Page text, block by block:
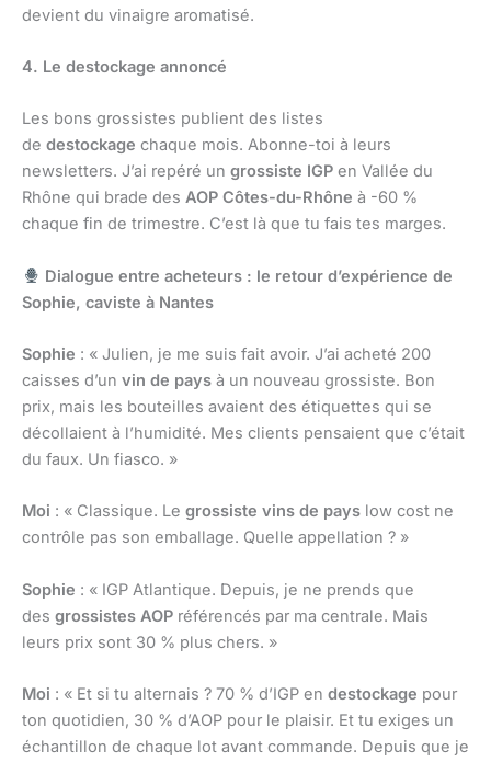
devient du vinaigre aromatisé.
4. Le destockage annoncé
Les bons grossistes publient des listes
de destockage chaque mois. Abonne-toi à leurs
newsletters. J’ai repéré un grossiste IGP en Vallée du
Rhône qui brade des AOP Côtes-du-Rhône à -60 %
chaque fin de trimestre. C’est là que tu fais tes marges.
Dialogue entre acheteurs : le retour d’expérience de
Sophie, caviste à Nantes
Sophie : « Julien, je me suis fait avoir. J’ai acheté 200
caisses d’un vin de pays à un nouveau grossiste. Bon
prix, mais les bouteilles avaient des étiquettes qui se
décollaient à l’humidité. Mes clients pensaient que c’était
du faux. Un fiasco. »
Moi : « Classique. Le grossiste vins de pays low cost ne
contrôle pas son emballage. Quelle appellation ? »
Sophie : « IGP Atlantique. Depuis, je ne prends que
des grossistes AOP référencés par ma centrale. Mais
leurs prix sont 30 % plus chers. »
Moi : « Et si tu alternais ? 70 % d’IGP en destockage pour
ton quotidien, 30 % d’AOP pour le plaisir. Et tu exiges un
échantillon de chaque lot avant commande. Depuis que je